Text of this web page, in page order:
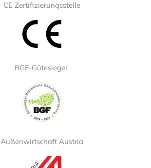
CE Zertifizierungsstelle
BGF-Gütesiegel
Außenwirtschaft Austria